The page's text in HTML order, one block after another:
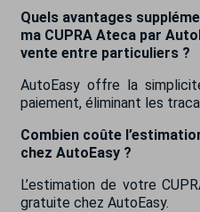
Quels avantages
ma CUPRA Ateca par
vente entre particuliers ?
AutoEasy offre la
paiement, éliminant les
Combien coûte
chez AutoEasy ?
L’estimation de votre
gratuite chez AutoEasy.